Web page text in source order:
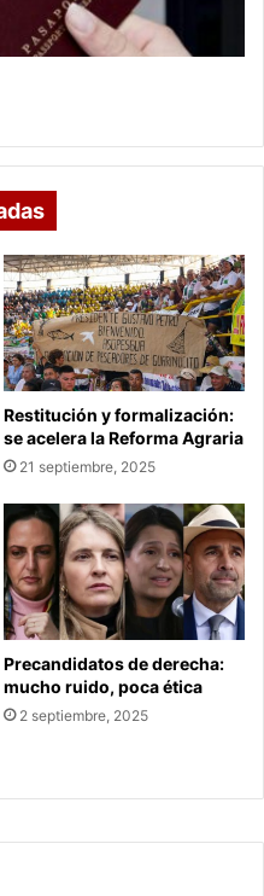
Restitución y formalización:
se acelera la Reforma Agraria
21 septiembre, 2025
Precandidatos de derecha:
mucho ruido, poca ética
2 septiembre, 2025